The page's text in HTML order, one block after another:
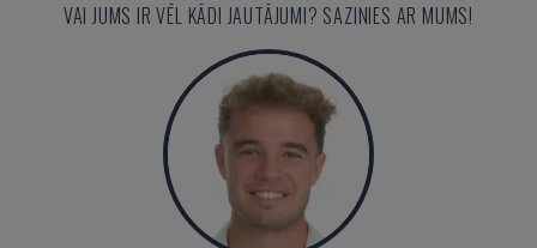
VAI JUMS IR VĒL KĀDI JAUTĀJUMI? SAZINIES AR MUMS!